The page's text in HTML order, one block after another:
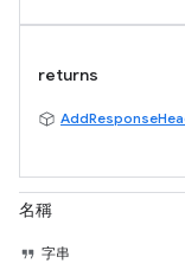
returns
名稱
字串